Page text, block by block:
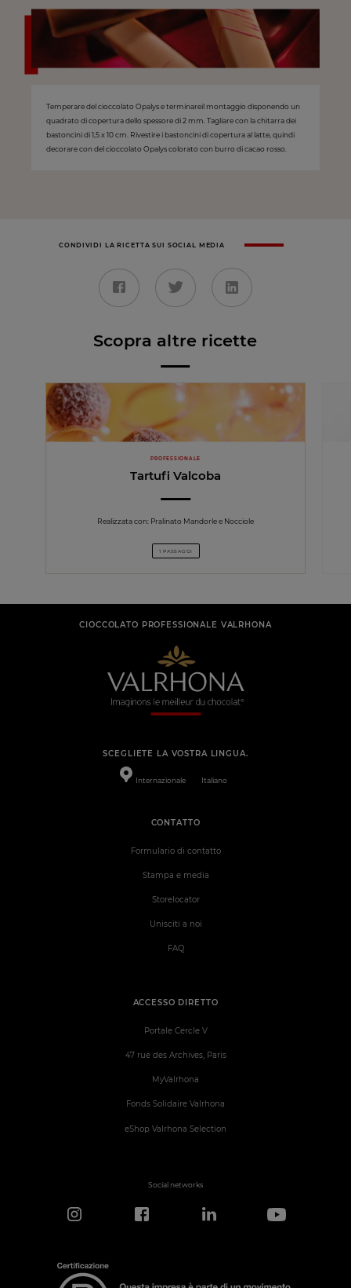
Temperare del cioccolato Opalys e terminareil montaggio disponendo un
quadrato di copertura dello spessore di 2 mm. Tagliare con la chitarra dei
bastoncini di 1,5 x 10 cm. Rivestire i bastoncini di copertura al latte, quindi
decorare con del cioccolato Opalys colorato con burro di cacao rosso.
CONDIVIDI LA RICETTA SUI SOCIAL MEDIA
Scopra altre ricette
PROFESSIONALE
Tartufi Valcoba
Realizzata con: Pralinato Mandorle e Nocciole
1 PASSAGGI
CIOCCOLATO PROFESSIONALE VALRHONA
SCEGLIETE LA VOSTRA LINGUA.
Internazionale Italiano
ACCESSO DIRETTO
Portale Cercle V
47 rue des Archives, Paris
MyValrhona
Fonds Solidaire Valrhona
eShop Valrhona Selection
CONTATTO
Formulario di contatto
Stampa e media
Storelocator
Unisciti a noi
FAQ
Social networks